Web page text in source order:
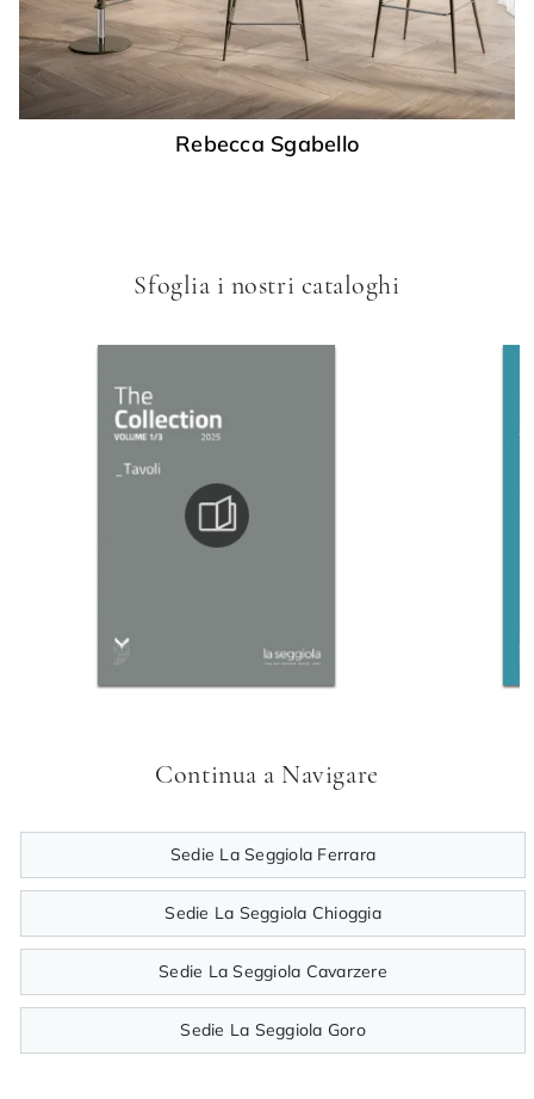
Rebecca Sgabello
Sfoglia i nostri cataloghi
Continua a Navigare
Sedie La Seggiola Ferrara
Sedie La Seggiola Chioggia
Sedie La Seggiola Cavarzere
Sedie La Seggiola Goro